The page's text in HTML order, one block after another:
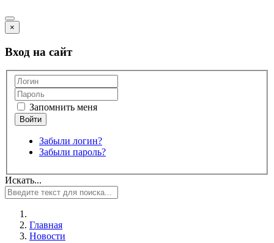
×
Вход на сайт
Запомнить меня
Забыли логин?
Забыли пароль?
Искать...
Главная
Новости